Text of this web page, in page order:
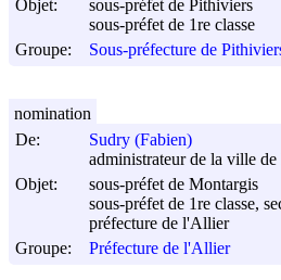
Objet:
sous-préfet de Pithiviers
sous-préfet de 1re classe
Groupe:
Sous-préfecture de
De:
Sudry (Fabien)
administrateur de la ville de
Objet:
sous-préfet de Montargis
sous-préfet de 1re classe,
préfecture de l'Allier
Groupe:
Préfecture de l'Allier
nomination